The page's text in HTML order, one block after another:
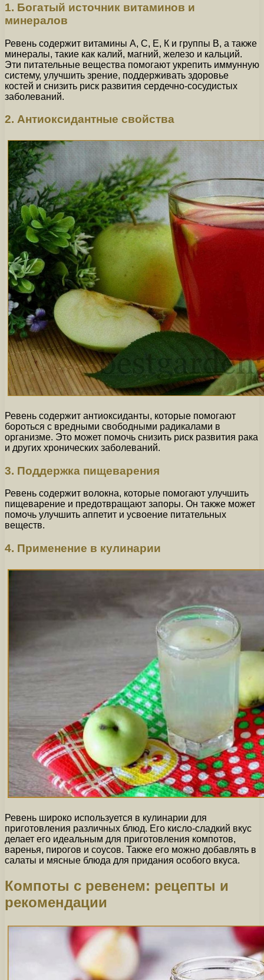
1. Богатый источник витаминов и
минералов
Ревень содержит витамины А, С, Е, К и группы В, а также
минералы, такие как калий, магний, железо и кальций.
Эти питательные вещества помогают укрепить иммунную
систему, улучшить зрение, поддерживать здоровье
костей и снизить риск развития сердечно-сосудистых
заболеваний.
2. Антиоксидантные свойства
Ревень содержит антиоксиданты, которые помогают
бороться с вредными свободными радикалами в
организме. Это может помочь снизить риск развития рака
и других хронических заболеваний.
3. Поддержка пищеварения
Ревень содержит волокна, которые помогают улучшить
пищеварение и предотвращают запоры. Он также может
помочь улучшить аппетит и усвоение питательных
веществ.
4. Применение в кулинарии
Ревень широко используется в кулинарии для
приготовления различных блюд. Его кисло-сладкий вкус
делает его идеальным для приготовления компотов,
варенья, пирогов и соусов. Также его можно добавлять в
салаты и мясные блюда для придания особого вкуса.
Компоты с ревенем: рецепты и
рекомендации